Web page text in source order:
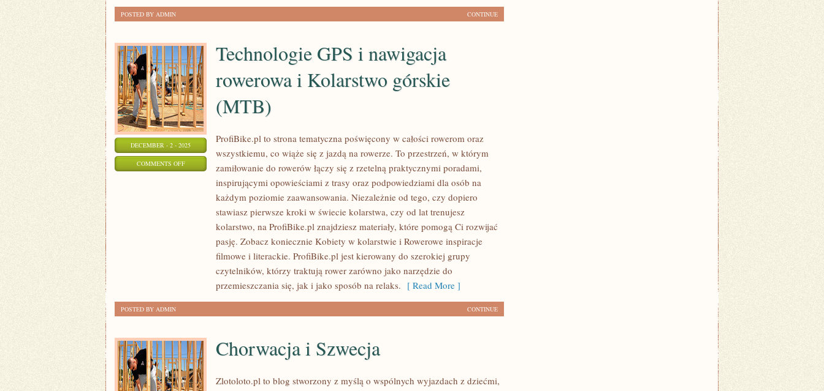
CONTINUE
POSTED BY ADMIN
DECEMBER - 2 - 2025
COMMENTS OFFON
TECHNOLOGIE
NAWIGACJA
ROWEROWA
KOLARSTWO
(MTB)
Technologie GPS i nawigacja
rowerowa i Kolarstwo górskie
(MTB)
ProfiBike.pl to strona tematyczna poświęcony w całości rowerom oraz
wszystkiemu, co wiąże się z jazdą na rowerze. To przestrzeń, w którym
zamiłowanie do rowerów łączy się z rzetelną praktycznymi poradami,
inspirującymi opowieściami z trasy oraz podpowiedziami dla osób na
każdym poziomie zaawansowania. Niezależnie od tego, czy dopiero
stawiasz pierwsze kroki w świecie kolarstwa, czy od lat trenujesz
kolarstwo, na ProfiBike.pl znajdziesz materiały, które pomogą Ci rozwijać
pasję. Zobacz koniecznie Kobiety w kolarstwie i Rowerowe inspiracje
filmowe i literackie. ProfiBike.pl jest kierowany do szerokiej grupy
czytelników, którzy traktują rower zarówno jako narzędzie do
przemieszczania się, jak i jako sposób na relaks. [ Read More ]
CONTINUE
POSTED BY ADMIN
Chorwacja i Szwecja
Zlotoloto.pl to blog stworzony z myślą o wspólnych wyjazdach z dziećmi,